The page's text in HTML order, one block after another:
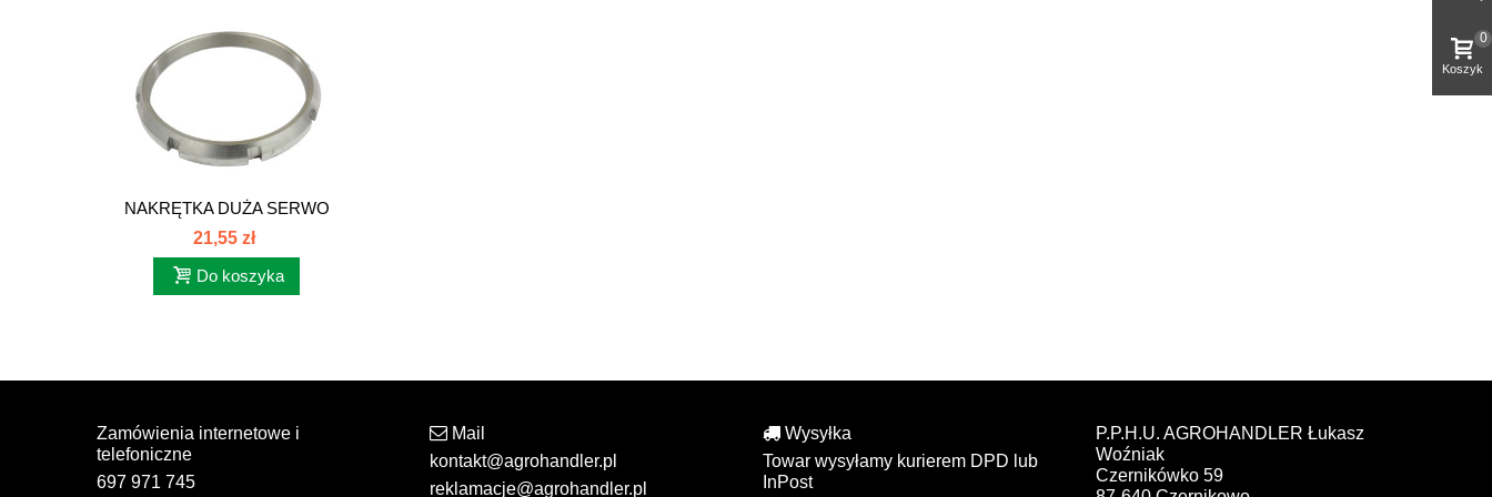
NAKRĘTKA DUŻA SERWO
N/T C385...
21,55 zł
Do koszyka
Zamówienia internetowe i
telefoniczne
697 971 745
Mail
kontakt@agrohandler.pl
reklamacje@agrohandler.pl
Wysyłka
Towar wysyłamy kurierem DPD lub
InPost
P.P.H.U. AGROHANDLER Łukasz
Woźniak
Czernikówko 59
Koszyk
0